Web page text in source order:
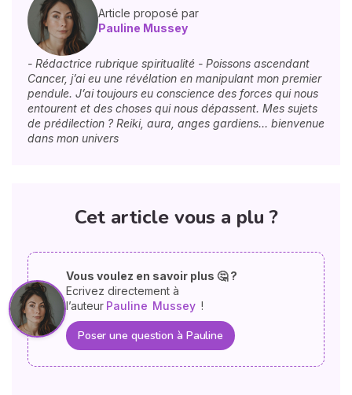
Article proposé par
Pauline Mussey
- Rédactrice rubrique spiritualité - Poissons ascendant
Cancer, j’ai eu une révélation en manipulant mon premier
pendule. J’ai toujours eu conscience des forces qui nous
entourent et des choses qui nous dépassent. Mes sujets
de prédilection ? Reiki, aura, anges gardiens… bienvenue
dans mon univers
Cet article vous a plu ?
Vous voulez en savoir plus 🤔 ?
Ecrivez directement à
l’auteur Pauline Mussey !
Poser une question à Pauline